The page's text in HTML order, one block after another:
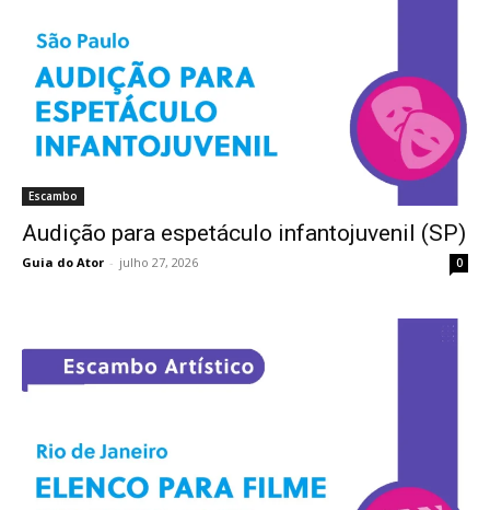
Escambo
Audição para espetáculo infantojuvenil (SP)
Guia do Ator - julho 27, 2026 0